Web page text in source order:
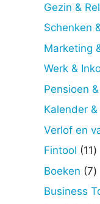
Gezin &
Schenken
Marketing
Werk &
Pensioen
Kalender
Verlof en
Fintool 1111
Boeken 77
Business